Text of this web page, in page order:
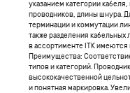
указанием категории
проводников, длины шнура.
терминации и коммутации
также разделения
в ассортименте ITK имеются
Преимущества:
типов и категорий.
высококачественной
и понятная маркировка.